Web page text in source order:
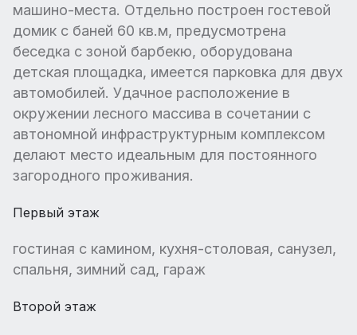
машино-места. Отдельно построен гостевой
домик с баней 60 кв.м, предусмотрена
беседка с зоной барбекю, оборудована
детская площадка, имеется парковка для двух
автомобилей. Удачное расположение в
окружении лесного массива в сочетании с
автономной инфраструктурным комплексом
делают место идеальным для постоянного
загородного проживания.
Первый этаж
гостиная с камином, кухня-столовая, санузел,
спальня, зимний сад, гараж
Второй этаж